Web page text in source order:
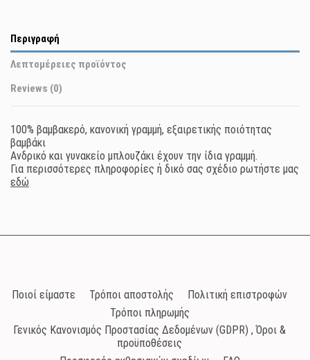
Περιγραφή
Λεπτομέρειες προϊόντος
Reviews (0)
100% βαμβακερό, κανονική γραμμή, εξαιρετικής ποιότητας
βαμβάκι
Ανδρικό και γυνακείο μπλουζάκι έχουν την ίδια γραμμή.
Για περισσότερες πληροφορίες ή δικό σας σχέδιο ρωτήστε μας
εδώ
Ποιοί είμαστε Τρόποι αποστολής
Πολιτική επιστροφών
Τρόποι πληρωμής
Γενικός Κανονισμός Προστασίας Δεδομένων (GDPR) , Όροι &
προϋποθέσεις